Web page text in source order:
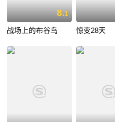
8.1
战场上的布谷鸟 惊变28天